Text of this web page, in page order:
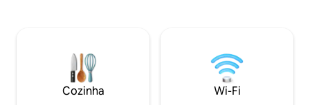
muito particular
Wi-Fi e TV, área
Cozinha Wi-Fi